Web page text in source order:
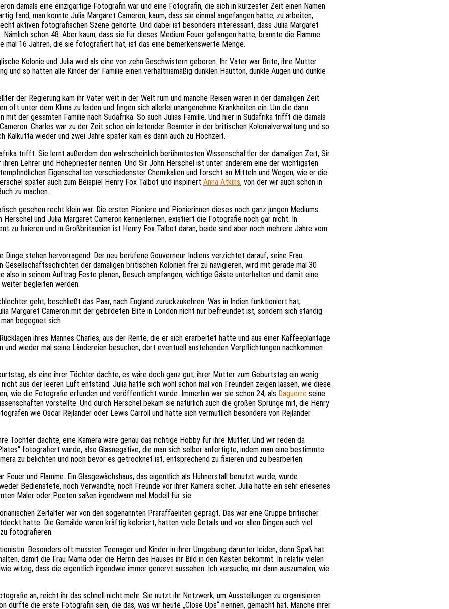
damals eine einzigartige Fotografin war und eine Fotografin, die sich in kürzester Zeit einen Namen
fand, man konnte Julia Margaret Cameron, kaum, dass sie einmal angefangen hatte, zu arbeiten,
aktiven fotografischen Szene gehörte. Und dabei ist besonders interessant, dass Julia Margaret
schon 48. Aber kaum, dass sie für dieses Medium Feuer gefangen hatte, brannte die Flamme
mal 16 Jahren, die sie fotografiert hat, ist das eine bemerkenswerte Menge.
Kolonie und Julia wird als eine von zehn Geschwistern geboren. Ihr Vater war Brite, ihre Mutter
und so hatten alle Kinder der Familie einen verhältnismäßig dunklen Hautton, dunkle Augen und dunkle
der Regierung kam ihr Vater weit in der Welt rum und manche Reisen waren in der damaligen Zeit
unter dem Klima zu leiden und fingen sich allerlei unangenehme Krankheiten ein. Um die dann
mit der gesamten Familie nach Südafrika. So auch Julias Familie. Und hier in Südafrika trifft die damals
Charles war zu der Zeit schon ein leitender Beamter in der britischen Kolonialverwaltung und so
Kalkutta wieder und zwei Jahre später kam es dann auch zu Hochzeit.
trifft. Sie lernt außerdem den wahrscheinlich berühmtesten Wissenschaftler der damaligen Zeit, Sir
Lehrer und Hohepriester nennen. Und Sir John Herschel ist unter anderem eine der wichtigsten
Eigenschaften verschiedenster Chemikalien und forscht an Mitteln und Wegen, wie er die
später auch zum Beispiel Henry Fox Talbot und inspiriert Anna Atkins, von der wir auch schon in
zu machen.
gesehen recht klein war. Die ersten Pioniere und Pionierinnen dieses noch ganz jungen Mediums
und Julia Margaret Cameron kennenlernen, existiert die Fotografie noch gar nicht. In
zu fixieren und in Großbritannien ist Henry Fox Talbot daran, beide sind aber noch mehrere Jahre vom
stehen hervorragend. Der neu berufene Gouverneur Indiens verzichtet darauf, seine Frau
der damaligen britischen Kolonien frei zu navigieren, wird mit gerade mal 30
also in seinem Auftrag Feste planen, Besuch empfangen, wichtige Gäste unterhalten und damit eine
begleiten werden.
geht, beschließt das Paar, nach England zurückzukehren. Was in Indien funktioniert hat,
Margaret Cameron mit der gebildeten Elite in London nicht nur befreundet ist, sondern sich ständig
begegnet sich.
ihres Mannes Charles, aus der Rente, die er sich erarbeitet hatte und aus einer Kaffeeplantage
wieder mal seine Ländereien besuchen, dort eventuell anstehenden Verpflichtungen nachkommen
als eine ihrer Töchter dachte, es wäre doch ganz gut, ihrer Mutter zum Geburtstag ein wenig
aus der leeren Luft entstand. Julia hatte sich wohl schon mal von Freunden zeigen lassen, wie diese
wie die Fotografie erfunden und veröffentlicht wurde. Immerhin war sie schon 24, als Daguerre seine
vorstellte. Und durch Herschel bekam sie natürlich auch die großen Sprünge mit, die Henry
wie Oscar Rejlander oder Lewis Carroll und hatte sich vermutlich besonders von Rejlander
Tochter dachte, eine Kamera wäre genau das richtige Hobby für ihre Mutter. Und wir reden da
fotografiert wurde, also Glasnegative, die man sich selber anfertigte, indem man eine bestimmte
zu belichten und noch bevor es getrocknet ist, entsprechend zu fixieren und zu bearbeiten.
und Flamme. Ein Glasgewächshaus, das eigentlich als Hühnerstall benutzt wurde, wurde
Bedienstete, noch Verwandte, noch Freunde vor ihrer Kamera sicher. Julia hatte ein sehr erlesenes
Maler oder Poeten saßen irgendwann mal Modell für sie.
Zeitalter war von den sogenannten Präraffaeliten geprägt. Das war eine Gruppe britischer
hatte. Die Gemälde waren kräftig koloriert, hatten viele Details und vor allen Dingen auch viel
fotografieren.
Besonders oft mussten Teenager und Kinder in ihrer Umgebung darunter leiden, denn Spaß hat
damit die Frau Mama oder die Herrin des Hauses ihr Bild in den Kasten bekommt. In relativ vielen
witzig, dass die eigentlich irgendwie immer genervt aussehen. Ich versuche, mir dann auszumalen, wie
an, reicht ihr das schnell nicht mehr. Sie nutzt ihr Netzwerk, um Ausstellungen zu organisieren
dürfte die erste Fotografin sein, die das, was wir heute „Close Ups“ nennen, gemacht hat. Manche ihrer